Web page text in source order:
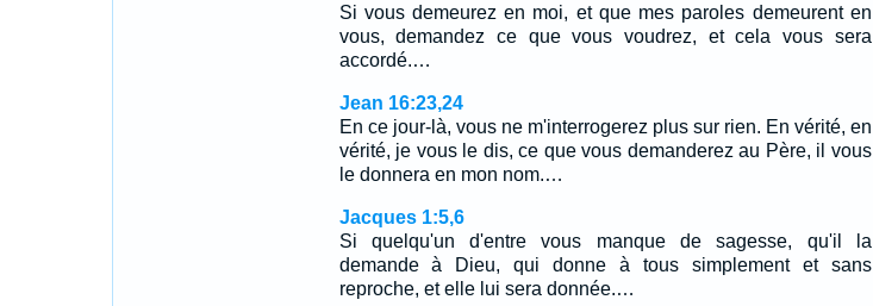
Si vous demeurez en moi, et que mes paroles demeurent en
vous, demandez ce que vous voudrez, et cela vous sera
accordé.…
Jean 16:23,24
En ce jour-là, vous ne m'interrogerez plus sur rien. En vérité, en
vérité, je vous le dis, ce que vous demanderez au Père, il vous
le donnera en mon nom.…
Jacques 1:5,6
Si quelqu'un d'entre vous manque de sagesse, qu'il la
demande à Dieu, qui donne à tous simplement et sans
reproche, et elle lui sera donnée.…